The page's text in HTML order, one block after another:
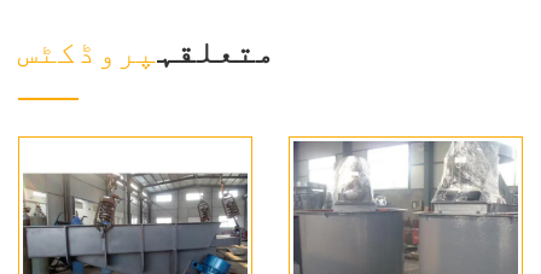
متعلقہ پروڈکٹس